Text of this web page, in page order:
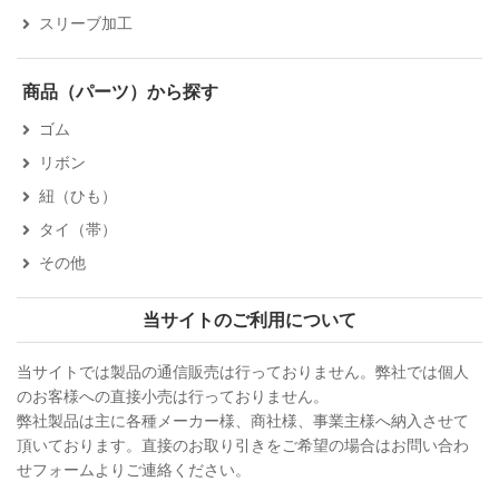
スリーブ加工
商品（パーツ）から探す
ゴム
リボン
紐（ひも）
タイ（帯）
その他
当サイトのご利用について
当サイトでは製品の通信販売は行っておりません。弊社では個人
のお客様への直接小売は行っておりません。
弊社製品は主に各種メーカー様、商社様、事業主様へ納入させて
頂いております。直接のお取り引きをご希望の場合はお問い合わ
せフォームよりご連絡ください。